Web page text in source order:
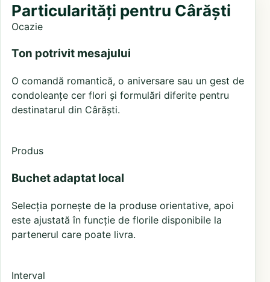
Particularități pentru Cârăști
Ocazie
Ton potrivit mesajului
O comandă romantică, o aniversare sau un gest de
condoleanțe cer flori și formulări diferite pentru
destinatarul din Cârăști.
Produs
Buchet adaptat local
Selecția pornește de la produse orientative, apoi
este ajustată în funcție de florile disponibile la
partenerul care poate livra.
Interval